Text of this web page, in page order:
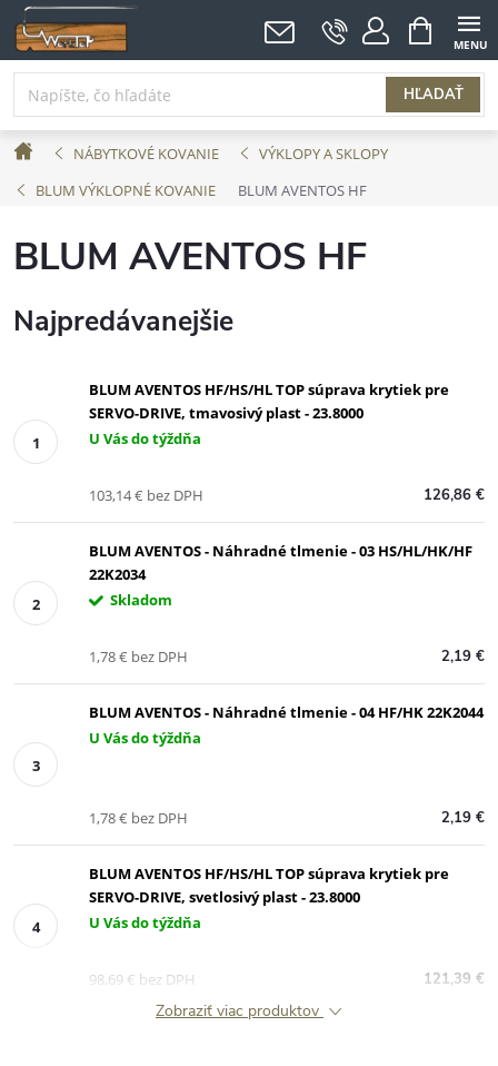
Prejsť
na
obsah
HĽADAŤ
NÁKUPNÝ
KOŠÍK
DomovNÁBYTKOVÉ KOVANIE
VÝKLOPY A SKLOPY
BLUM VÝKLOPNÉ KOVANIE
BLUM AVENTOS HF
BLUM AVENTOS HF
Najpredávanejšie
BLUM AVENTOS HF/HS/HL TOP súprava krytiek pre
SERVO-DRIVE, tmavosivý plast - 23.8000
U Vás do týždňa
126,86 €
103,14 € bez DPH
BLUM AVENTOS - Náhradné tlmenie - 03 HS/HL/HK/HF
22K2034
Skladom
2,19 €
1,78 € bez DPH
BLUM AVENTOS - Náhradné tlmenie - 04 HF/HK 22K2044
U Vás do týždňa
2,19 €
1,78 € bez DPH
BLUM AVENTOS HF/HS/HL TOP súprava krytiek pre
SERVO-DRIVE, svetlosivý plast - 23.8000
U Vás do týždňa
121,39 €
98,69 € bez DPH
Zobraziť viac produktov